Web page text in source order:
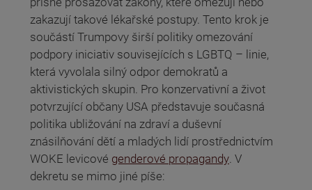
zakazují takové lékařské postupy. Tento krok je
součástí Trumpovy širší politiky omezování
podpory iniciativ souvisejících s LGBTQ – linie,
která vyvolala silný odpor demokratů a
aktivistických skupin. Pro konzervativní a život
potvrzující občany USA představuje současná
politika ubližování na zdraví a duševní
znásilňování dětí a mladých lidí prostřednictvím
WOKE levicové genderové propagandy . V
dekretu se mimo jiné píše: